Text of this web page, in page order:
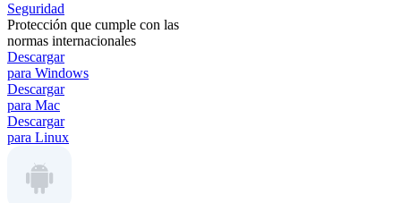
Seguridad
Protección que cumple con las
normas internacionales
Descargar
para Windows
Descargar
para Mac
Descargar
para Linux